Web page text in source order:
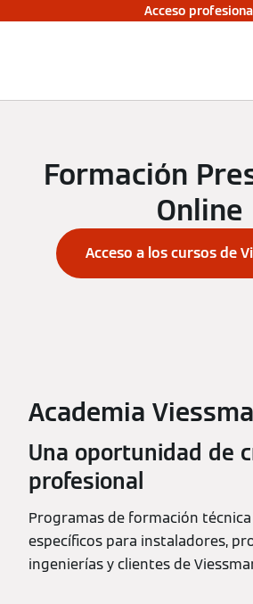
Acceso
Formación
Online
Acceso a los cursos de
Academia
Una oportunidad de
profesional
Programas de formación técnica
específicos para instaladores,
ingenierías y clientes de